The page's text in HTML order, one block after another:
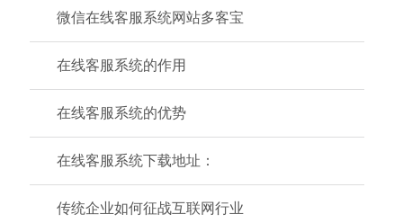
微信在线客服系统网站多客宝
在线客服系统的作用
在线客服系统的优势
在线客服系统下载地址：
传统企业如何征战互联网行业